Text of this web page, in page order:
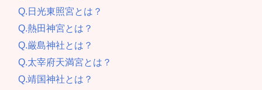
Q.日光東照宮とは？
Q.熱田神宮とは？
Q.厳島神社とは？
Q.太宰府天満宮とは？
Q.靖国神社とは？